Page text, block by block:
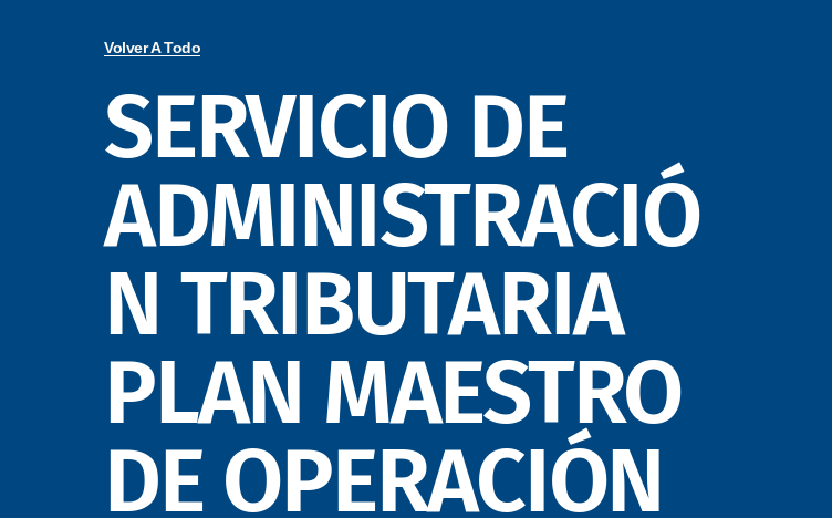
Volver A Todo
SERVICIO DE
ADMINISTRACIÓ
N TRIBUTARIA
PLAN MAESTRO
DE OPERACIÓN